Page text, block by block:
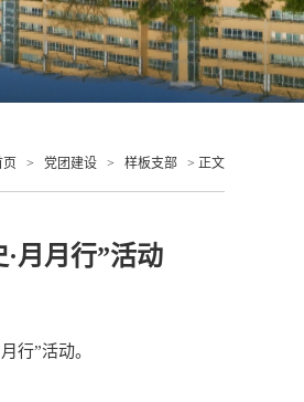
页 > 党团建设 > 样板支部 > 正文
月月行”活动
行”活动。